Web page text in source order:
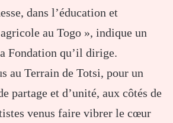
dans l’éducation et
au Togo », indique un
Fondation qu’il dirige.
au Terrain de Totsi, pour un
partage et d’unité, aux côtés de
venus faire vibrer le cœur